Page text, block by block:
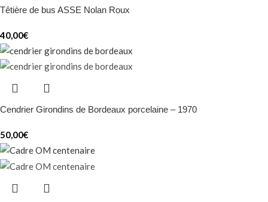
Têtière de bus ASSE Nolan Roux
40,00€
Cendrier Girondins de Bordeaux porcelaine – 1970
50,00€